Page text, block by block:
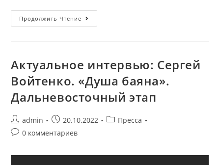
Продолжить Чтение
Актуальное интервью: Сергей
Войтенко. «Душа баяна».
Дальневосточный этап
admin 20.10.2022
Пресса
0 комментариев